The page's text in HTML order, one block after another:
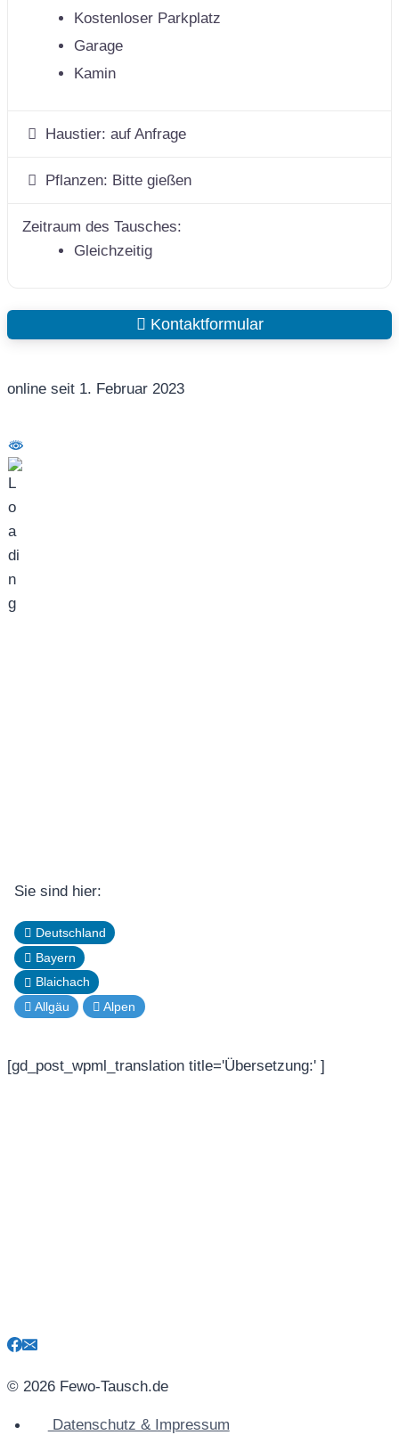
Kostenloser Parkplatz
Garage
Kamin
Haustier:auf Anfrage
Pflanzen: Bitte gießen
Zeitraum des Tausches:
Gleichzeitig
Kontaktformular
online seit 1. Februar 2023
Sie sind hier:
Deutschland
Bayern
Blaichach
Allgäu
Alpen
[gd_post_wpml_translation title='Übersetzung:' ]
© 2026 Fewo-Tausch.de
Datenschutz & Impressum